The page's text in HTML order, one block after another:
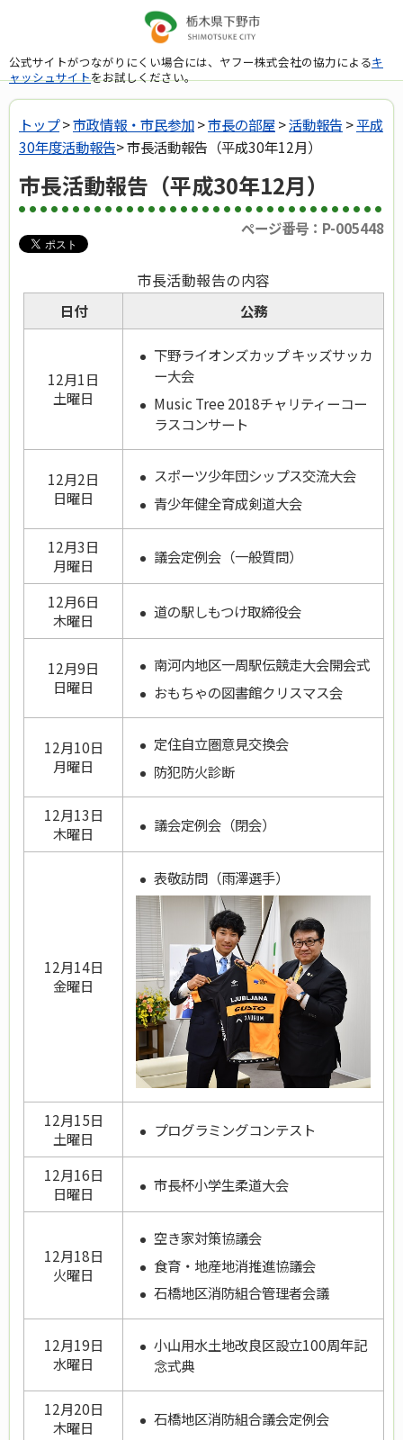
公式サイトがつながりにくい場合には、ヤフー株式会社の協力によるキ
ャッシュサイトをお試しください。
トップ>市政情報・市民参加>市長の部屋>活動報告 >平成
30年度活動報告> 市長活動報告（平成30年12月）
市長活動報告（平成30年12月）
ページ番号：P-005448
市長活動報告の内容
日付 公務
12月1日
土曜日
下野ライオンズカップ キッズサッカ
ー大会
Music Tree 2018チャリティーコー
ラスコンサート
12月2日
日曜日
スポーツ少年団シップス交流大会
青少年健全育成剣道大会
12月3日
月曜日
議会定例会（一般質問）
12月6日
木曜日
道の駅しもつけ取締役会
12月9日
日曜日
南河内地区一周駅伝競走大会開会式
おもちゃの図書館クリスマス会
12月10日
月曜日
定住自立圏意見交換会
防犯防火診断
12月13日
木曜日
議会定例会（閉会）
12月14日
金曜日
表敬訪問（雨澤選手）
12月15日
土曜日
プログラミングコンテスト
12月16日
日曜日
市長杯小学生柔道大会
12月18日
火曜日
空き家対策協議会
食育・地産地消推進協議会
石橋地区消防組合管理者会議
12月19日
水曜日
小山用水土地改良区設立100周年記
念式典
12月20日
木曜日
石橋地区消防組合議会定例会